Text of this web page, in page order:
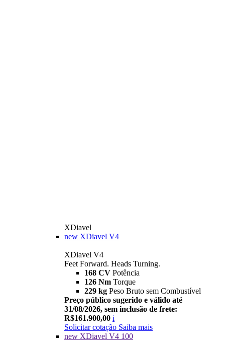
XDiavel
new XDiavel V4
XDiavel V4
Feet Forward. Heads Turning.
168 CV Potência
126 Nm Torque
229 kg Peso Bruto sem Combustível
Preço público sugerido e válido até
31/08/2026, sem inclusão de frete:
R$161.900,00 i
Solicitar cotação Saiba mais
new XDiavel V4 100